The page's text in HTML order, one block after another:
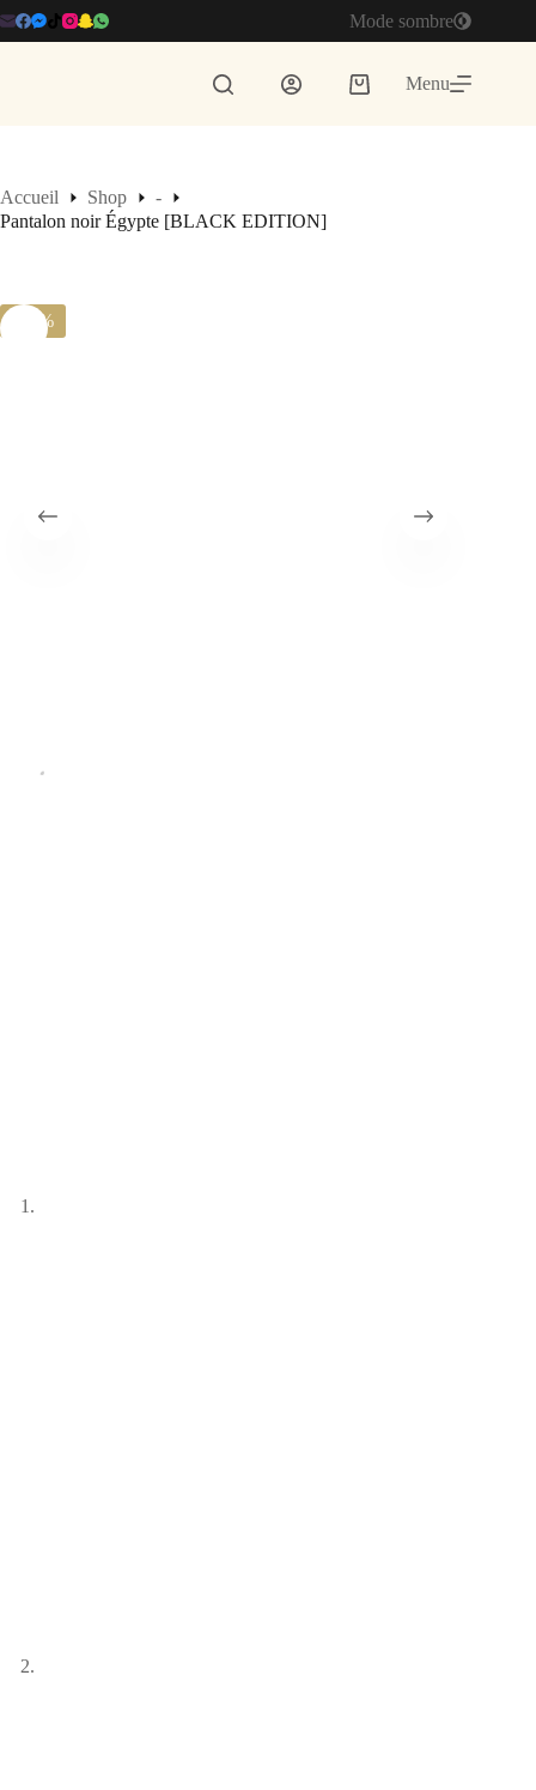
Passer
au
Mode sombre
Panier
Menu
Accueil Shop
-
Pantalon noir Égypte [BLACK EDITION]
-18%